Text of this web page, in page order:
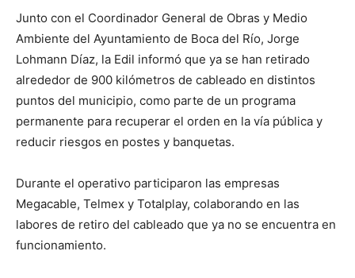
Junto con el Coordinador General de Obras y Medio
Ambiente del Ayuntamiento de Boca del Río, Jorge
Lohmann Díaz, la Edil informó que ya se han retirado
alrededor de 900 kilómetros de cableado en distintos
puntos del municipio, como parte de un programa
permanente para recuperar el orden en la vía pública y
reducir riesgos en postes y banquetas.
Durante el operativo participaron las empresas
Megacable, Telmex y Totalplay, colaborando en las
labores de retiro del cableado que ya no se encuentra en
funcionamiento.